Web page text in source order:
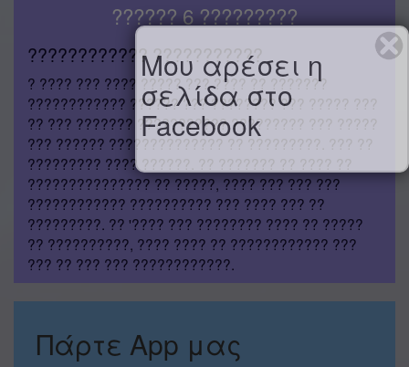
?????? 6 ?????????
???????????? ???????????
? ???? ??? ???? ????? ??? ???? ?? ???????
???????????? ?????? ??? ???????? ??? ????? ???
?? ??? ??????? ??????????? ????????? ??? ?????
??? ?????? ?????????????? ?? ?????????. ??? ??
????????? ???? ??????. ?? ??????? ?? ???? ??
??????????????? ?? ?????, ???? ??? ??? ???
???????????? ?????????? ??? ???? ??? ??
?????????. ?? '???? ??? ???????? ???? ?? ?????
?? ??????????, ???? ???? ?? ???????????? ???
??? ?? ??? ??? ????????????.
Πάρτε App μας
Μου αρέσει η
σελίδα στο
Facebook